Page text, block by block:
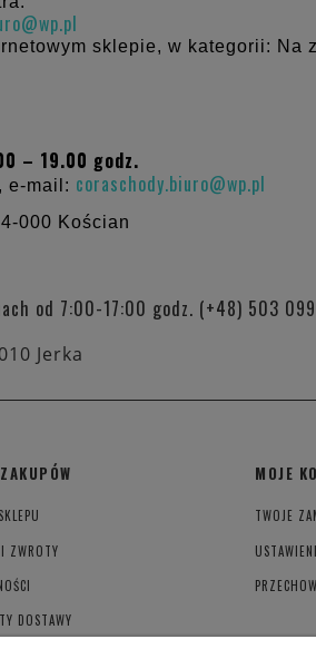
sklepie, w kategorii: Na
– 19.00 godz.
e-mail: coraschody.biuro@wp.pl
000 Kościan
od 7:00-17:00 godz. (+48) 503
Jerka
I ZWROTY
DOSTAWY
MOJE
TWOJE